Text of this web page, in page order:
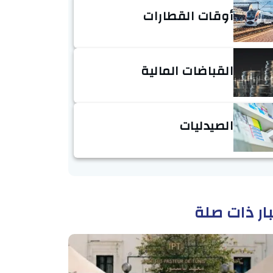
أوقات القطارات
القباضات المالية
الصيدليات
ذات صلة